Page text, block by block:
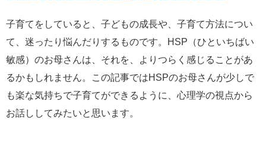
子育てをしていると、子どもの成長や、子育て方法につい
て、迷ったり悩んだりするものです。HSP（ひといちばい
敏感）のお母さんは、それを、よりつらく感じることがあ
るかもしれません。この記事ではHSPのお母さんが少しで
も楽な気持ちで子育てができるように、心理学の視点から
お話ししてみたいと思います。